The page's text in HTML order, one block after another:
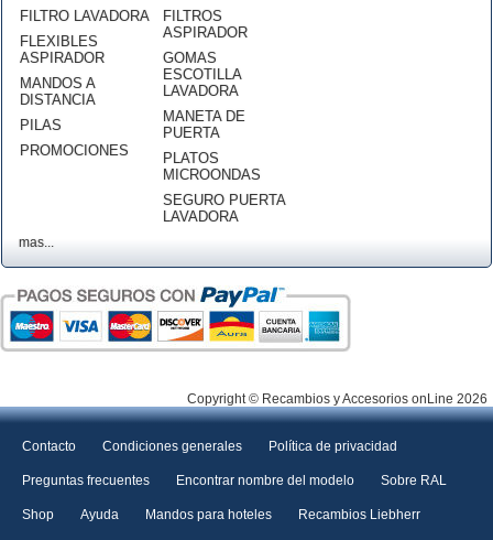
FILTRO LAVADORA
FLEXIBLES
ASPIRADOR
MANDOS A
DISTANCIA
PILAS
PROMOCIONES
FILTROS
ASPIRADOR
GOMAS
ESCOTILLA
LAVADORA
MANETA DE
PUERTA
PLATOS
MICROONDAS
SEGURO PUERTA
LAVADORA
mas...
Copyright © Recambios y Accesorios onLine 2026
Contacto Condiciones generales Política de privacidad
Preguntas frecuentes Encontrar nombre del modelo Sobre RAL
Shop Ayuda Mandos para hoteles Recambios Liebherr